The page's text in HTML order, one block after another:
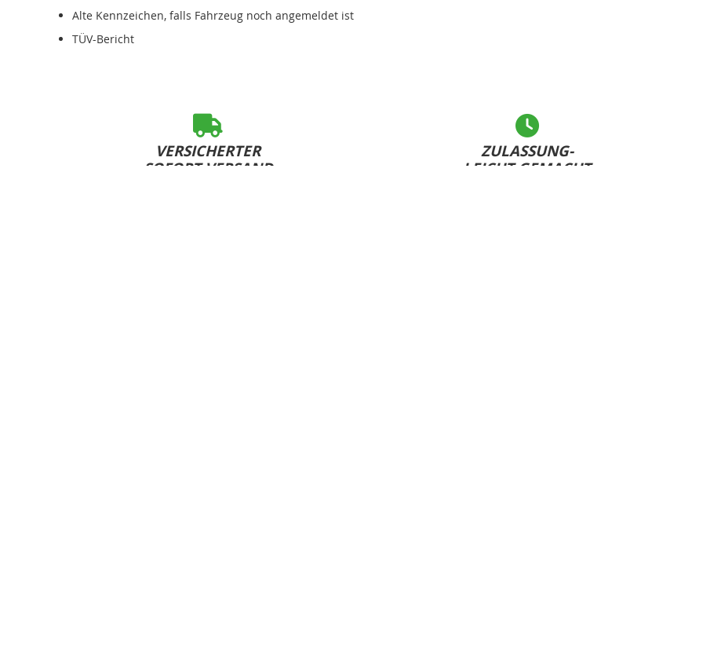
Alte Kennzeichen, falls Fahrzeug noch angemeldet ist
TÜV-Bericht
VERSICHERTER
SOFORT-VERSAND
ZULASSUNG-
LEICHT GEMACHT